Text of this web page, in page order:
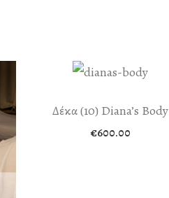
Δέκα (10) Diana’s Body
€600.00